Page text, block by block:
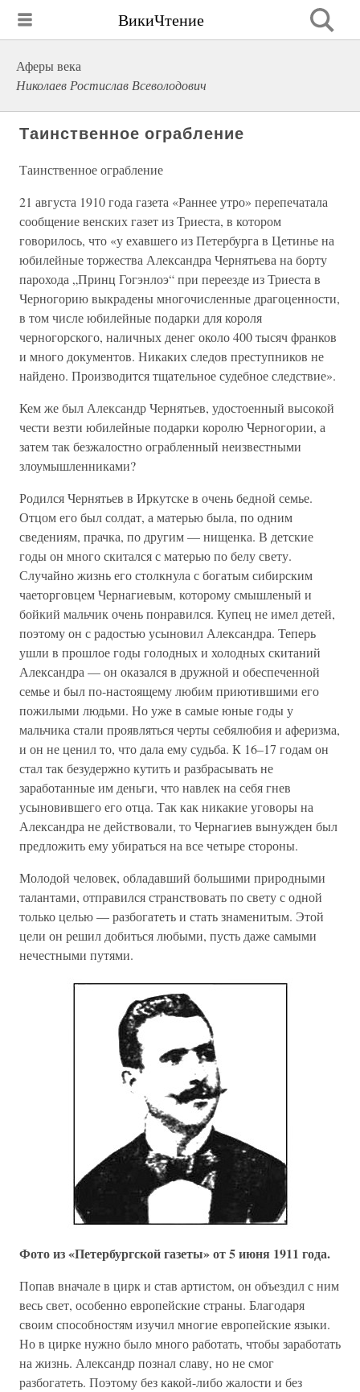
ВикиЧтение
Аферы века
Николаев Ростислав Всеволодович
Таинственное ограбление
Таинственное ограбление
21 августа 1910 года газета «Раннее утро» перепечатала
сообщение венских газет из Триеста, в котором
говорилось, что «у ехавшего из Петербурга в Цетинье на
юбилейные торжества Александра Чернятьева на борту
парохода „Принц Гогэнлоэ“ при переезде из Триеста в
Черногорию выкрадены многочисленные драгоценности,
в том числе юбилейные подарки для короля
черногорского, наличных денег около 400 тысяч франков
и много документов. Никаких следов преступников не
найдено. Производится тщательное судебное следствие».
Кем же был Александр Чернятьев, удостоенный высокой
чести везти юбилейные подарки королю Черногории, а
затем так безжалостно ограбленный неизвестными
злоумышленниками?
Родился Чернятьев в Иркутске в очень бедной семье.
Отцом его был солдат, а матерью была, по одним
сведениям, прачка, по другим — нищенка. В детские
годы он много скитался с матерью по белу свету.
Случайно жизнь его столкнула с богатым сибирским
чаеторговцем Чернагиевым, которому смышленый и
бойкий мальчик очень понравился. Купец не имел детей,
поэтому он с радостью усыновил Александра. Теперь
ушли в прошлое годы голодных и холодных скитаний
Александра — он оказался в дружной и обеспеченной
семье и был по-настоящему любим приютившими его
пожилыми людьми. Но уже в самые юные годы у
мальчика стали проявляться черты себялюбия и аферизма,
и он не ценил то, что дала ему судьба. К 16–17 годам он
стал так безудержно кутить и разбрасывать не
заработанные им деньги, что навлек на себя гнев
усыновившего его отца. Так как никакие уговоры на
Александра не действовали, то Чернагиев вынужден был
предложить ему убираться на все четыре стороны.
Молодой человек, обладавший большими природными
талантами, отправился странствовать по свету с одной
только целью — разбогатеть и стать знаменитым. Этой
цели он решил добиться любыми, пусть даже самыми
нечестными путями.
Фото из «Петербургской газеты» от 5 июня 1911 года.
Попав вначале в цирк и став артистом, он объездил с ним
весь свет, особенно европейские страны. Благодаря
своим способностям изучил многие европейские языки.
Но в цирке нужно было много работать, чтобы заработать
на жизнь. Александр познал славу, но не смог
разбогатеть. Поэтому без какой-либо жалости и без